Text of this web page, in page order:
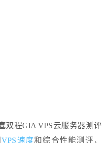
双程GIA VPS云服务器测评
VPS速度和综合性能测评，